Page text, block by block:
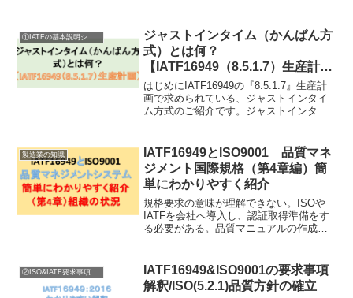
章を紹介。『計画』と大タイトルの通
り、どの様な事...
ジャストインタイム（かんばん方
式）とは何？
【IATF16949（8.5.1.7）生産計
画】
はじめにIATF16949の『8.5.1.7』生産計
画で求められている、ジャストインタイ
ム方式のご紹介です。ジャストインタイ
ンタイムと言わず、日本語でかんばん方
式と表現...
製造業の知識
IATF16949とISO9001 品質マネ
ジメント国際規格（第4章編）簡
単にわかりやすく紹介
規格要求の意味が理解できない。ISOや
IATFを会社へ導入し、認証取得準備をす
る必要がある。品質マニュアルの作成に
解説書籍に満足できない。
②ISO&IATF要求事項内容説明
IATF16949&ISO9001の要求事項
解釈/ISO(5.2.1)品質方針の確立